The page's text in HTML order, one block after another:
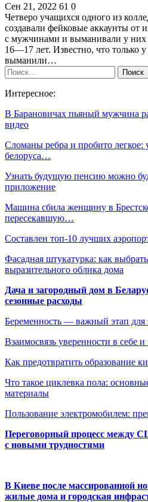
Сен 21, 2022 61 0
Четверо учащихся одного из
создавали фейковые аккаунты от
с мужчинами и выманивали у них
16—17 лет. Известно, что только
выманили…
Интересное:
В Барановичах пьяный мужчина
видео
Сломаны ребра и пробито легкое:
белоруса…
Узнать будущую пенсию можно
приложение
Машина сбила женщину в
пересекавшую…
Составлен топ-10 лучших
Фасадная штукатурка: как
выразительного облика дома
Дача и загородный дом в
сезонные расходы
Беременность — важный этап
Взаимосвязь уверенности в себе
Как предотвратить образование
Что такое циклевка пола:
материалы
Пользование электромобилем:
Переговорный процесс между
с новыми трудностями
В Киеве после массированной
жилые дома и городская